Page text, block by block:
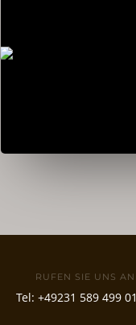
RUFEN SIE UNS AN
Tel: +49231 589 499 01